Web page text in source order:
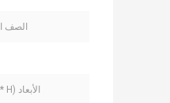
الصف
الأبعاد (L * W * H):